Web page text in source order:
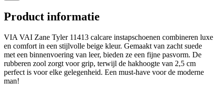
Product informatie
VIA VAI Zane Tyler 11413 calcare instapschoenen combineren luxe
en comfort in een stijlvolle beige kleur. Gemaakt van zacht suede
met een binnenvoering van leer, bieden ze een fijne pasvorm. De
rubberen zool zorgt voor grip, terwijl de hakhoogte van 2,5 cm
perfect is voor elke gelegenheid. Een must-have voor de moderne
man!